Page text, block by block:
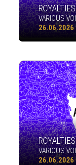
ROYALTIES
VARIOUS
26.06.2026
ROYALTIES
VARIOUS
26.06.2026